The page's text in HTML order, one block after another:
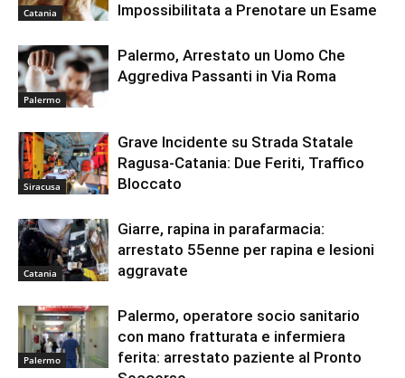
Catania
Impossibilitata a Prenotare un Esame
Palermo
Palermo, Arrestato un Uomo Che
Aggrediva Passanti in Via Roma
Siracusa
Grave Incidente su Strada Statale
Ragusa-Catania: Due Feriti, Traffico
Bloccato
Catania
Giarre, rapina in parafarmacia:
arrestato 55enne per rapina e lesioni
aggravate
Palermo
Palermo, operatore socio sanitario
con mano fratturata e infermiera
ferita: arrestato paziente al Pronto